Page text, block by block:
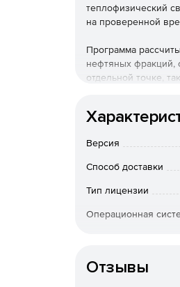
теплофизический
на проверенной
Программа
нефтяных фракций,
отдельной точке,
Плотность.
Коэффициент
Динамическая
Давление
Версия
Способ доставки
Тип лицензии
Операционная
Особенности
Отзывы